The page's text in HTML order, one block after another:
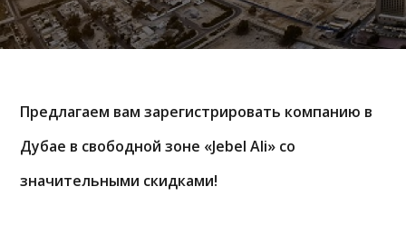
Предлагаем вам зарегистрировать компанию в
Дубае в свободной зоне «Jebel Ali» со
значительными скидками!